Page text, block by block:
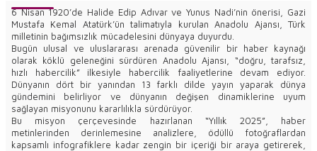
6 Nisan 1920’de Halide Edip Adıvar ve Yunus Nadi’nin önerisi, Gazi
Mustafa Kemal Atatürk’ün talimatıyla kurulan Anadolu Ajansı, Türk
milletinin bağımsızlık mücadelesini dünyaya duyurdu.
Bugün ulusal ve uluslararası arenada güvenilir bir haber kaynağı
olarak köklü geleneğini sürdüren Anadolu Ajansı, “doğru, tarafsız,
hızlı habercilik” ilkesiyle habercilik faaliyetlerine devam ediyor.
Dünyanın dört bir yanından 13 farklı dilde yayın yaparak dünya
gündemini belirliyor ve dünyanın değişen dinamiklerine uyum
sağlayan misyonunu kararlılıkla sürdürüyor.
Bu misyon çerçevesinde hazırlanan “Yıllık 2025”, haber
metinlerinden derinlemesine analizlere, ödüllü fotoğraflardan
kapsamlı infografiklere kadar zengin bir içeriği bir araya getirerek,